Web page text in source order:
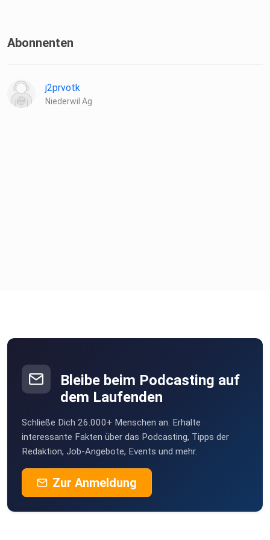
Malte Landwehr: https://www.linkedin.com/in/landwehr/
Johannes Beus: https://www.linkedin.com/in/jbeus/
Kevin Indig: https://www.linkedin.com/in/kevinindig/
Abonnenten
j2prvotk
Niederwil Ag
Bleibe beim Podcasting auf
dem Laufenden
Schließe Dich 26.000+ Menschen an. Erhalte
interessante Fakten über das Podcasting, Tipps der
Redaktion, Job-Angebote, Events und mehr.
Zur Anmeldung